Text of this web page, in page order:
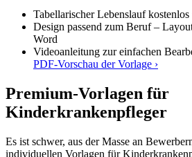
Tabellarischer Lebenslauf
Design passend zum Beruf –
Word
Videoanleitung zur einfachen
PDF-Vorschau der Vorlage ›
Premium-Vorlagen für
Kinderkrankenpfleger
Es ist schwer, aus der Masse an
individuellen Vorlagen für